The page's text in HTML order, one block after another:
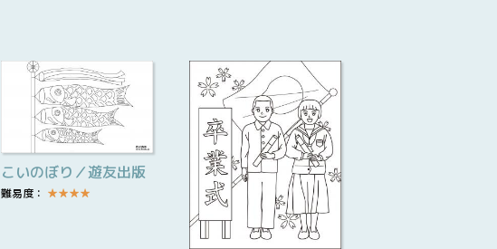
こいのぼり／遊友出版
難易度： ★★★★